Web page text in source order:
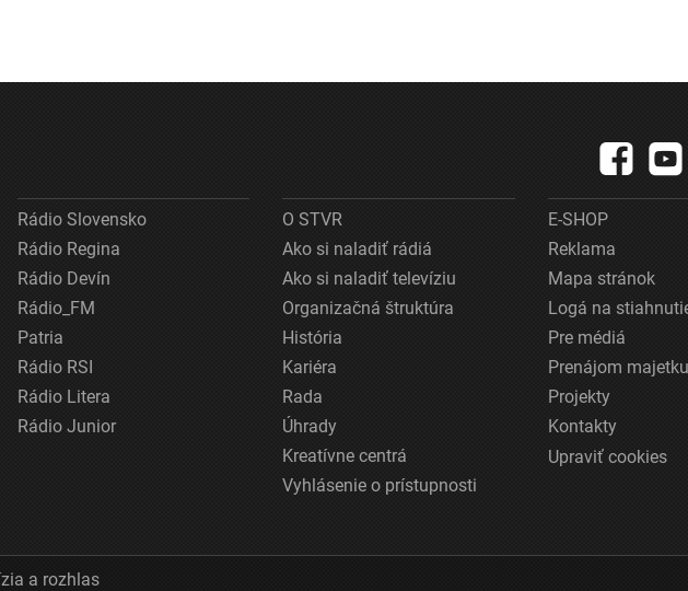
Rádio Slovensko
Rádio Regina
Rádio Devín
Rádio_FM
Patria
Rádio RSI
Rádio Litera
Rádio Junior
O STVR
Ako si naladiť rádiá
Ako si naladiť televíziu
Organizačná štruktúra
História
Kariéra
Rada
Úhrady
Kreatívne centrá
Vyhlásenie o prístupnosti
E-SHOP
Reklama
Mapa stránok
Logá na
Pre médiá
Prenájom majetku
Projekty
Kontakty
Upraviť cookies
a rozhlas